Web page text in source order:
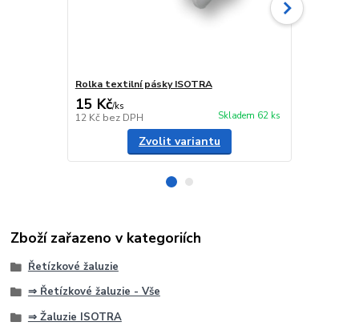
Rolka textilní pásky ISOTRA
15 Kč/ks
12 Kč bez DPH Skladem 62 ks
Zvolit variantu
Zboží zařazeno v kategoriích
Řetízkové žaluzie
⇒ Řetízkové žaluzie - Vše
⇒ Žaluzie ISOTRA